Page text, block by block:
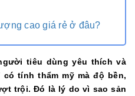
cao giá rẻ ở đâu?
tiêu dùng yêu thích và
tính thẩm mỹ mà độ bền,
trội. Đó là lý do vì sao sản